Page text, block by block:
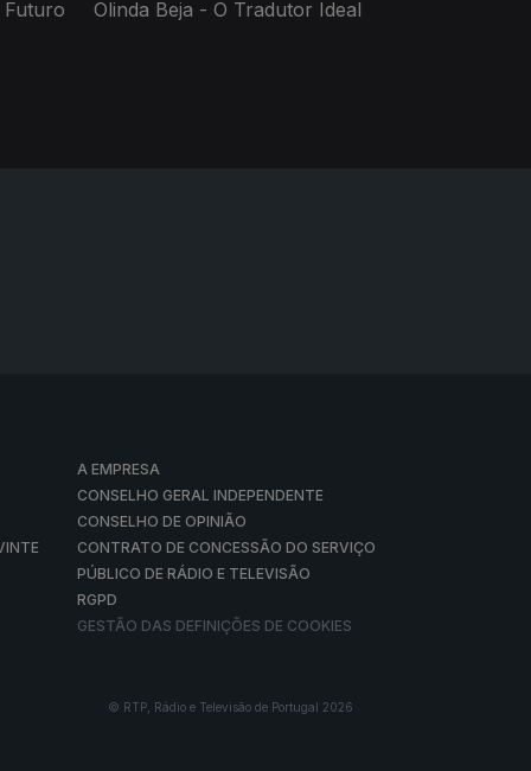
Futuro Olinda Beja - O Tradutor Ideal
A EMPRESA
CONSELHO GERAL INDEPENDENTE
CONSELHO DE OPINIÃO
CONTRATO DE CONCESSÃO DO SERVIÇO
PÚBLICO DE RÁDIO E TELEVISÃO
RGPD
GESTÃO DAS DEFINIÇÕES DE COOKIES
© RTP, Rádio e Televisão de Portugal 2026